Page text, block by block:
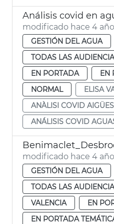
Análisis covid en
modificado hace 4
GESTIÓN DEL AGUA
TODAS LAS
EN PORTADA
EN
NORMAL
ELISA
ANÀLISI COVID
ANÁLISIS COVID
modificado hace 4
GESTIÓN DEL AGUA
TODAS LAS
VALENCIA
EN
EN PORTADA